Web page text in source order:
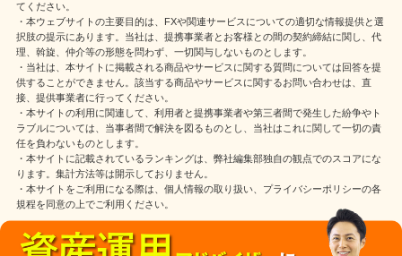
てください。
・本ウェブサイトの主要目的は、FXや関連サービスについての適切な情報提供と選
択肢の提示にあります。当社は、提携事業者とお客様との間の契約締結に関し、代
理、斡旋、仲介等の形態を問わず、一切関与しないものとします。
・当社は、本サイトに掲載される商品やサービスに関する質問については回答を提
供することができません。該当する商品やサービスに関するお問い合わせは、直
接、提供事業者に行ってください。
・本サイトの利用に関連して、利用者と提携事業者や第三者間で発生した紛争やト
ラブルについては、当事者間で解決を図るものとし、当社はこれに関して一切の責
任を負わないものとします。
・本サイトに記載されているランキングは、弊社編集部独自の観点でのスコアにな
ります。集計方法等は開示しておりません。
・本サイトをご利用になる際は、個人情報の取り扱い、プライバシーポリシーの各
規程を同意の上でご利用ください。